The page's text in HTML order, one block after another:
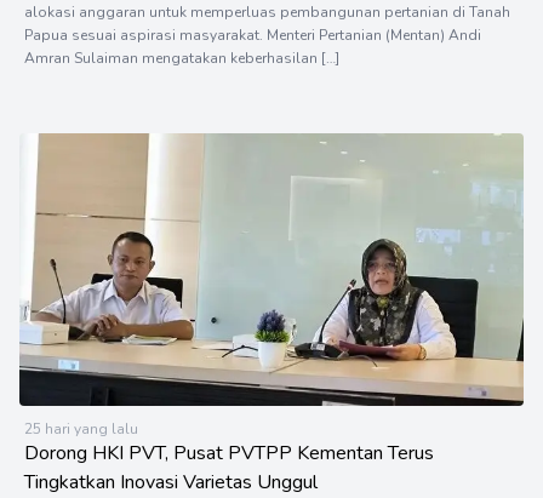
alokasi anggaran untuk memperluas pembangunan pertanian di Tanah
Papua sesuai aspirasi masyarakat. Menteri Pertanian (Mentan) Andi
Amran Sulaiman mengatakan keberhasilan […]
25 hari yang lalu
Dorong HKI PVT, Pusat PVTPP Kementan Terus
Tingkatkan Inovasi Varietas Unggul